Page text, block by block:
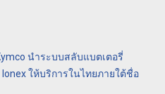
นำระบบสลับแบตเตอรี่
ให้บริการในไทยภายใต้ชื่อ